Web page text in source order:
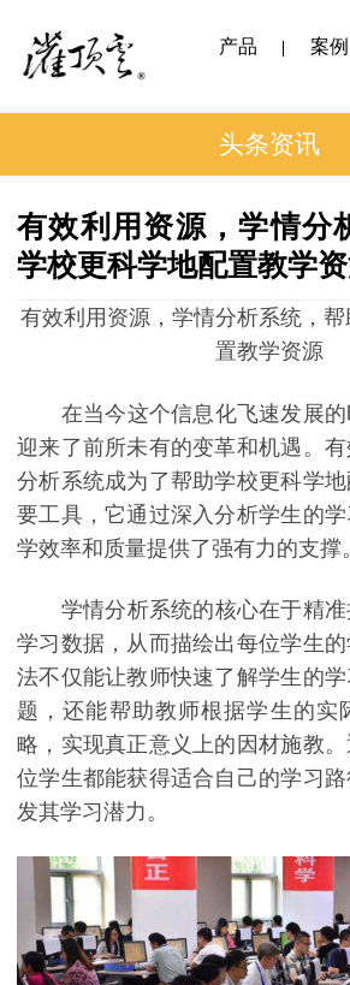
产品 案例
头条资讯
有效利用资源，学情分
学校更科学地配置教学
有效利用资源，学情分析系统，
置教学资源
在当今这个信息化飞速发展的
迎来了前所未有的变革和机遇。
分析系统成为了帮助学校更科学
要工具，它通过深入分析学生的
学效率和质量提供了强有力的支撑。
学情分析系统的核心在于精准
学习数据，从而描绘出每位学生
法不仅能让教师快速了解学生的
题，还能帮助教师根据学生的实
略，实现真正意义上的因材施教
位学生都能获得适合自己的学习
发其学习潜力。